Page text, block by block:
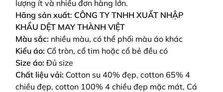
lượng ít và nhiều đơn hàng lớn.
Hãng sản xuất: CÔNG TY TNHH XUẤT NHẬP
KHẨU DỆT MAY THÀNH VIỆT
Màu sắc: nhiều màu, có thể phối màu áo khác
Kiểu áo: Cổ tròn, cổ tim hoặc cổ bẻ đều có
Size áo: Đủ size
Chất liệu vải: Cotton su 40% đẹp, cotton 65% 4
chiều đẹp, cotton 100% 4 chiều đẹp mặc mát, Cá